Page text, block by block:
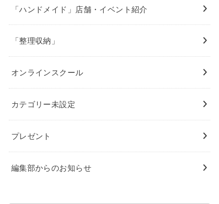
「ハンドメイド」店舗・イベント紹介
「整理収納」
オンラインスクール
カテゴリー未設定
プレゼント
編集部からのお知らせ